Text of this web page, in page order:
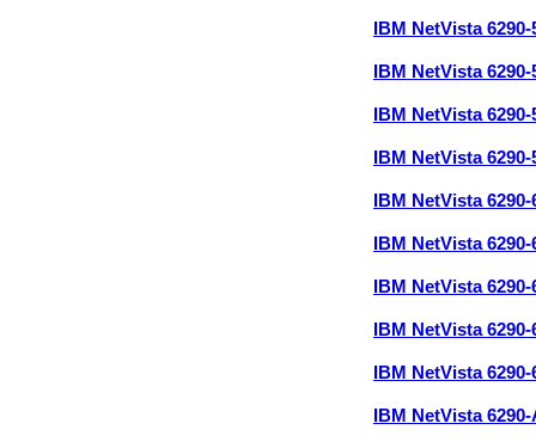
IBM NetVista
IBM NetVista
IBM NetVista
IBM NetVista
IBM NetVista
IBM NetVista
IBM NetVista
IBM NetVista
IBM NetVista
IBM NetVista